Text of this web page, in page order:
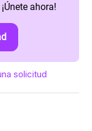
ahora!
solicitud